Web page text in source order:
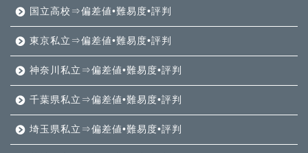
国立高校⇒偏差値•難易度•評判
東京私立⇒偏差値•難易度•評判
神奈川私立⇒偏差値•難易度•評判
千葉県私立⇒偏差値•難易度•評判
埼玉県私立⇒偏差値•難易度•評判